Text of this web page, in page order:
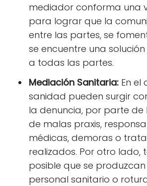
mediador conforma una
para lograr que la
entre las partes, se
se encuentre una
a todas las partes.
Mediación Sanitaria: En el
sanidad pueden surgir
la denuncia, por parte de
de malas praxis,
médicas, demoras o
realizados. Por otro lado,
posible que se
personal sanitario o